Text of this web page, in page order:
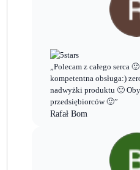
„Polecam z całego serca
kompetentna obsługa:)
nadwyżki produktu 🙂
przedsiębiorców 🙂”
Rafał Bom